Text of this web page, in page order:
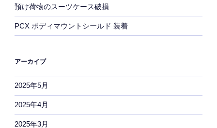
預け荷物のスーツケース破損
PCX ボディマウントシールド 装着
アーカイブ
2025年5月
2025年4月
2025年3月